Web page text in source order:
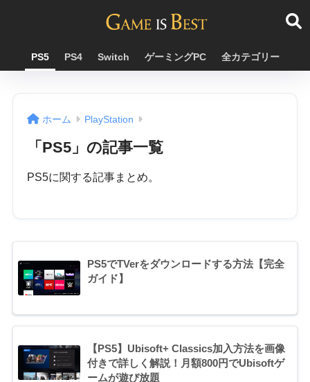
PS5 PS4 Switch ゲーミングPC 全カテゴリー
ホーム PlayStation
「PS5」の記事一覧
PS5に関する記事まとめ。
PS5でTVerをダウンロードする方法【完全
ガイド】
【PS5】Ubisoft+ Classics加入方法を画像
付きで詳しく解説！月額800円でUbisoftゲ
ームが遊び放題